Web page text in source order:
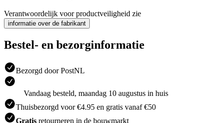
Verantwoordelijk voor productveiligheid zie
informatie over de fabrikant
Bestel- en bezorginformatie
Bezorgd door PostNL
Vandaag besteld, maandag 10 augustus in huis
Thuisbezorgd voor €4.95 en gratis vanaf €50
Gratis retourneren in de bouwmarkt